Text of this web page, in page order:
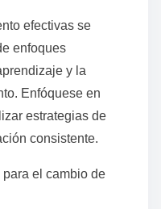
efectivas se
enfoques
y la
Enfóquese en
estrategias de
consistente.
el cambio de